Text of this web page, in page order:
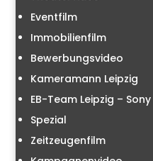
Eventfilm
Immobilienfilm
Bewerbungsvideo
Kameramann Leipzig
EB-Team Leipzig – Sony
Spezial
Zeitzeugenfilm